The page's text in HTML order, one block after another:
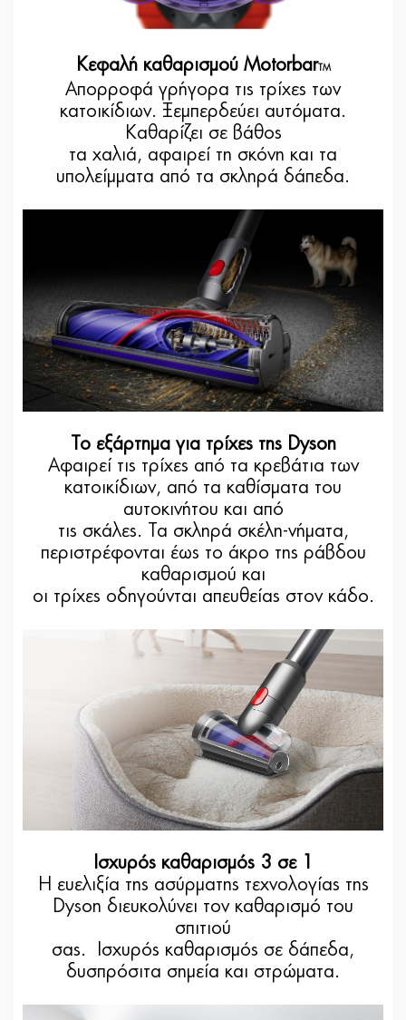
Κεφαλή καθαρισμού Motorbar TM
Απορροφά γρήγορα τις τρίχες των
κατοικίδιων. Ξεμπερδεύει αυτόματα.
Καθαρίζει σε βάθος
τα χαλιά, αφαιρεί τη σκόνη και τα
υπολείμματα από τα σκληρά δάπεδα.
Το εξάρτημα για τρίχες της Dyson
Αφαιρεί τις τρίχες από τα κρεβάτια των
κατοικίδιων, από τα καθίσματα του
αυτοκινήτου και από
τις σκάλες. Τα σκληρά σκέλη-νήματα,
περιστρέφονται έως το άκρο της ράβδου
καθαρισμού και
οι τρίχες οδηγούνται απευθείας στον κάδο.
Ισχυρός καθαρισμός 3 σε 1
Η ευελιξία της ασύρματης τεχνολογίας της
Dyson διευκολύνει τον καθαρισμό του
σπιτιού
σας. Ισχυρός καθαρισμός σε δάπεδα,
δυσπρόσιτα σημεία και στρώματα.